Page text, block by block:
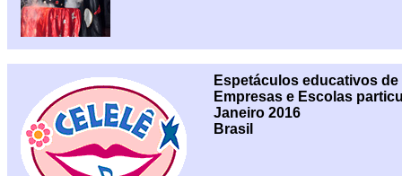
Espetáculos educativos de
Empresas e Escolas
Janeiro 2016
Brasil